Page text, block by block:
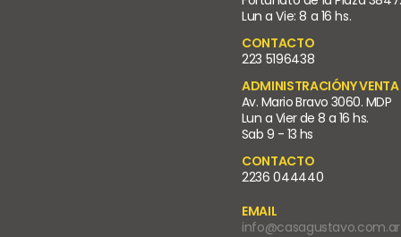
Lun a Vie: 8 a 16 hs.
CONTACTO
223 5196438
ADMINISTRACIÓNY VENTA
Av. Mario Bravo 3060. MDP
Lun a Vier de 8 a 16 hs.
Sab 9 - 13 hs
CONTACTO
2236 044440
EMAIL
info@casagustavo.com.ar